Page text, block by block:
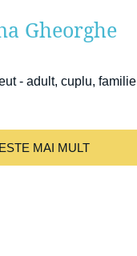
Gheorghe
- adult, cuplu, familie
MAI MULT